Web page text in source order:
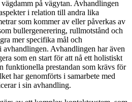
på vägytan. Avhandlingen
i relation till andra lika
som kommer av eller påverkas av
bullergenerering, rullmotstånd och
mer specifika mål och
avhandlingen. Avhandlingen har även
som en start för att nå ett holistiskt
funktionella prestandan som krävs för
har genomförts i samarbete med
i sin avhandling.